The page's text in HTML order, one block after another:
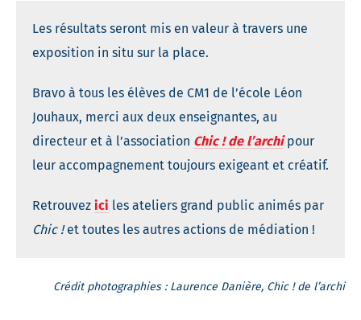
Les résultats seront mis en valeur à travers une
exposition in situ sur la place.
Bravo à tous les élèves de CM1 de l’école Léon
Jouhaux, merci aux deux enseignantes, au
directeur et à l’association Chic ! de l’archipour
leur accompagnement toujours exigeant et créatif.
Retrouvez ici les ateliers grand public animés par
Chic !et toutes les autres actions de médiation !
Crédit photographies : Laurence Danière, Chic ! de l’archi